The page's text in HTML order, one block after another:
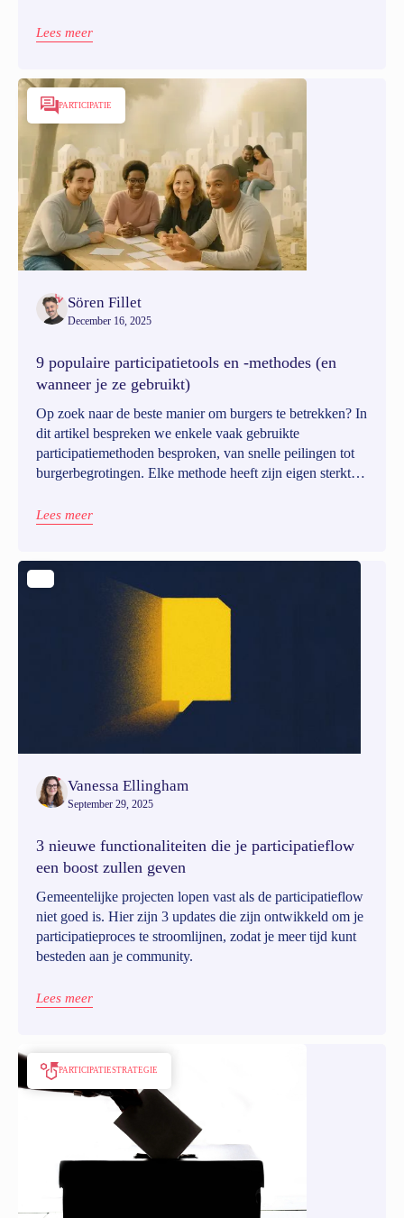
soepelere navigatie achter de schermen.
Lees meer
PARTICIPATIE
Sören Fillet
December 16, 2025
9 populaire participatietools en -methodes (en
wanneer je ze gebruikt)
Op zoek naar de beste manier om burgers te betrekken? In
dit artikel bespreken we enkele vaak gebruikte
participatiemethoden besproken, van snelle peilingen tot
burgerbegrotingen. Elke methode heeft zijn eigen sterktes,
om de juiste te kiezen.
Lees meer
Vanessa Ellingham
September 29, 2025
3 nieuwe functionaliteiten die je participatieflow
een boost zullen geven
Gemeentelijke projecten lopen vast als de participatieflow
niet goed is. Hier zijn 3 updates die zijn ontwikkeld om je
participatieproces te stroomlijnen, zodat je meer tijd kunt
besteden aan je community.
Lees meer
PARTICIPATIESTRATEGIE